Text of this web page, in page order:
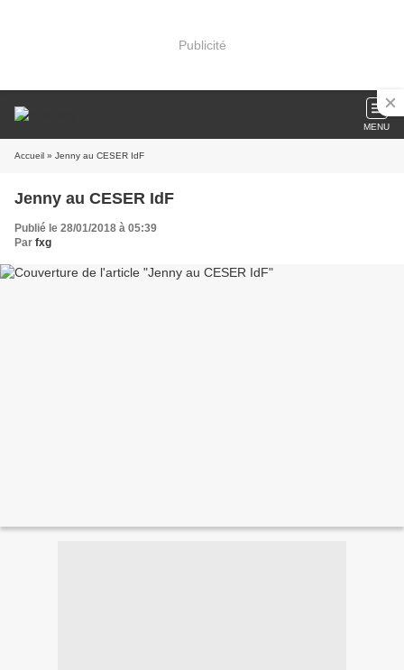
Publicité
MENU
Accueil » Jenny au CESER IdF
Jenny au CESER IdF
Publié le 28/01/2018 à 05:39
Par fxg